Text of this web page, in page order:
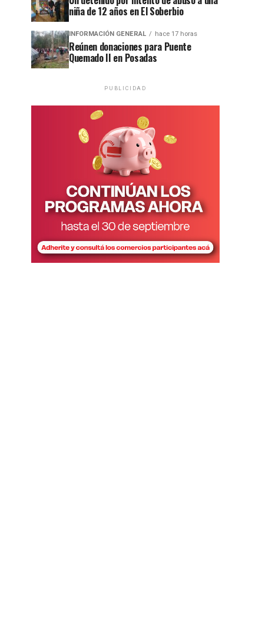
niña de 12 años en El Soberbio
INFORMACIÓN GENERAL hace 17 horas
Reúnen donaciones para Puente
Quemado II en Posadas
PUBLICIDAD